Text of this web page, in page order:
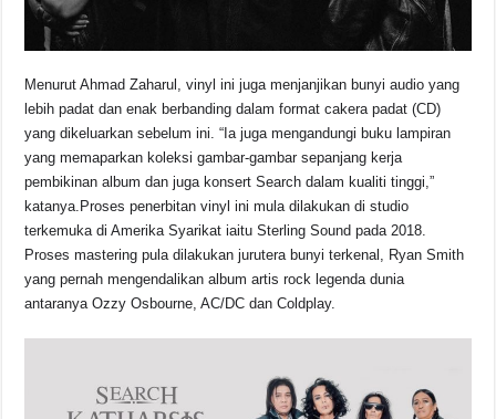
Menurut Ahmad Zaharul, vinyl ini juga menjanjikan bunyi audio yang
lebih padat dan enak berbanding dalam format cakera padat (CD)
yang dikeluarkan sebelum ini. “Ia juga mengandungi buku lampiran
yang memaparkan koleksi gambar-gambar sepanjang kerja
pembikinan album dan juga konsert Search dalam kualiti tinggi,”
katanya.Proses penerbitan vinyl ini mula dilakukan di studio
terkemuka di Amerika Syarikat iaitu Sterling Sound pada 2018.
Proses mastering pula dilakukan jurutera bunyi terkenal, Ryan Smith
yang pernah mengendalikan album artis rock legenda dunia
antaranya Ozzy Osbourne, AC/DC dan Coldplay.